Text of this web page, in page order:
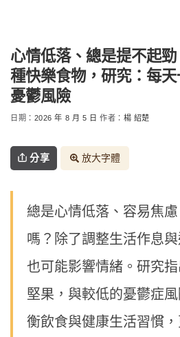
心情低落、總是提不起
種快樂食物，研究：每
憂鬱風險
日期： 2026 年 8 月 5 日 作者： 楊 紹楚
分享 放大字體
總是心情低落、容易焦
嗎？除了調整生活作息
也可能影響情緒。研究
堅果，與較低的憂鬱症
衡飲食與健康生活習慣